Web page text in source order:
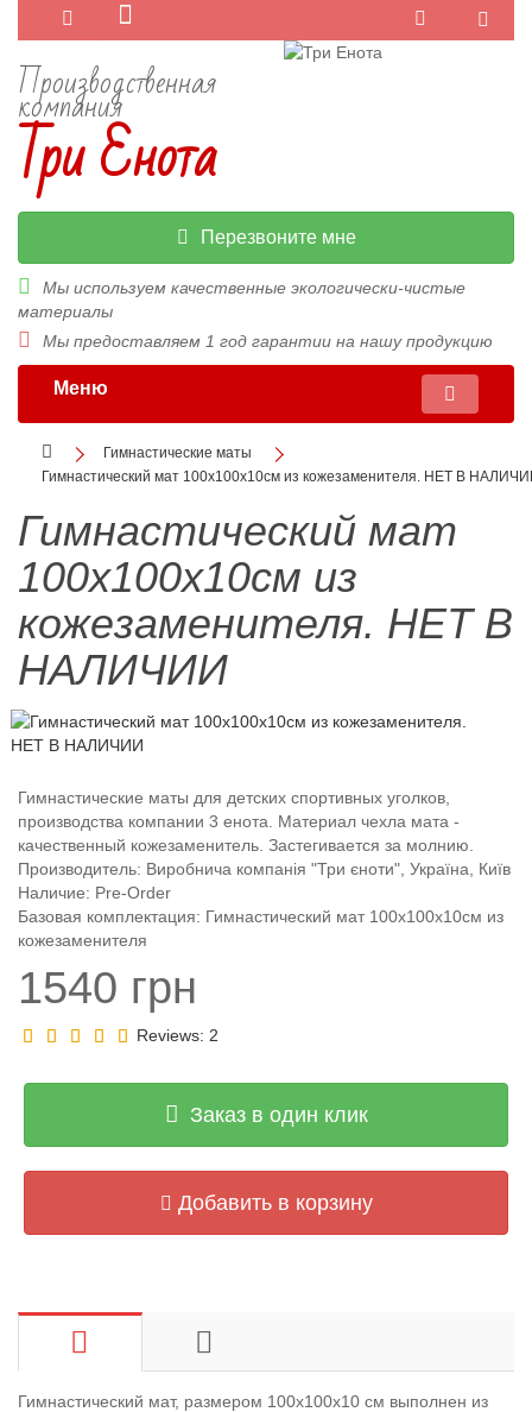
Производственная
компания
Три Енота
Перезвоните мне
Мы используем качественные экологически-чистые
материалы
Мы предоставляем 1 год гарантии на нашу продукцию
Меню
Гимнастические маты
Гимнастический мат 100х100х10см из кожезаменителя. НЕТ В
Гимнастический мат
100х100х10см из
кожезаменителя. НЕТ В
НАЛИЧИИ
Гимнастические маты для детских спортивных уголков,
производства компании 3 енота. Материал чехла мата -
качественный кожезаменитель. Застегивается за молнию.
Производитель: Виробнича компанія "Три єноти", Україна, Київ
Наличие: Pre-Order
Базовая комплектация: Гимнастический мат 100х100х10см из
кожезаменителя
1540 грн
Reviews: 2
Заказ в один клик
Добавить в корзину
Гимнастический мат, размером 100х100х10 см выполнен из